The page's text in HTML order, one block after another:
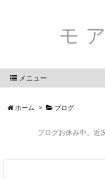
モ
メニュー
ホーム > ブログ
ブログお休み中。近